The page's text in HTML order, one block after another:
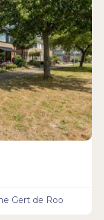
Gert de Roo